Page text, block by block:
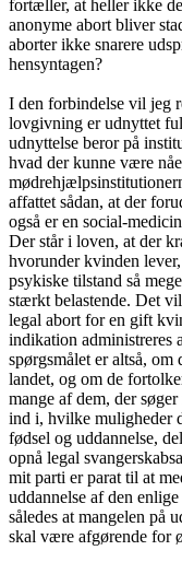
fortæller, at heller ikke
anonyme abort bliver
aborter ikke snarere
hensyntagen?
I den forbindelse vil jeg
lovgivning er udnyttet
udnyttelse beror på
hvad der kunne være
affattet sådan, at der
også er en social-
Der står i loven, at der
hvorunder kvinden
psykiske tilstand så
stærkt belastende. Det
legal abort for en gift
indikation administreres
spørgsmålet er altså,
landet, og om de
mange af dem, der
ind i, hvilke muligheder
fødsel og uddannelse,
opnå legal
mit parti er parat til at
uddannelse af den
således at mangelen på
skal være afgørende for